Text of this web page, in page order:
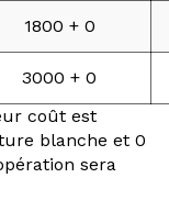
1800 + 0
3000 + 0
coût est
blanche et 0
sera